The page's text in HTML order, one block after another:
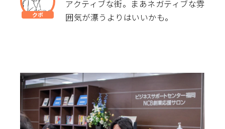
アクティブな街。まあネガティブな雰
囲気が漂うよりはいいかも。